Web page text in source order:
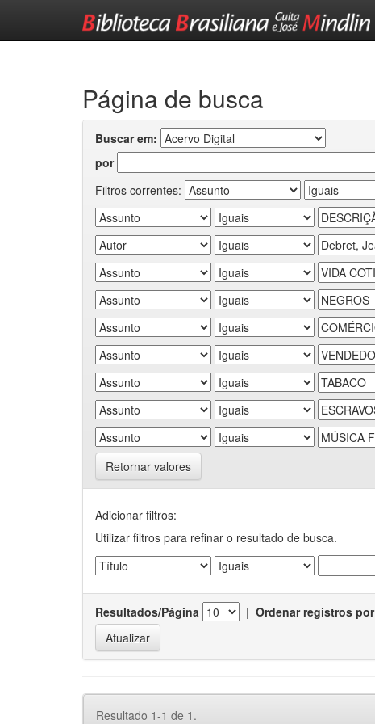
Página de busca
Buscar em:
por
Filtros correntes:
Retornar valores
Adicionar filtros:
Utilizar filtros para refinar o resultado de busca.
Resultados/Página | Ordenar registros por
Resultado 1-1 de 1.